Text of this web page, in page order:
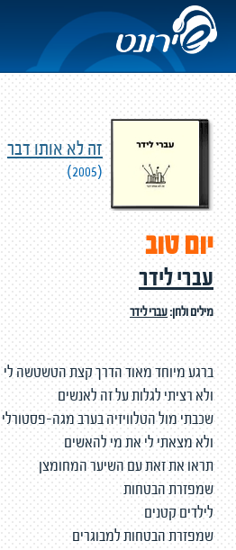
זה לא אותו דבר
(2005)
יום טוב
עברי לידר
מילים ולחן:עברי לידר
ברגע מיוחד מאוד הדרך קצת הטשטשה לי
ולא רציתי לגלות על זה לאנשים
שכבתי מול הטלוויזיה בערב מגה-פסטורלי
ולא מצאתי לי את מי להאשים
תראו את זאת עם השיער המחומצן
שמפזרת הבטחות
לילדים קטנים
שמפזרת הבטחות למבוגרים